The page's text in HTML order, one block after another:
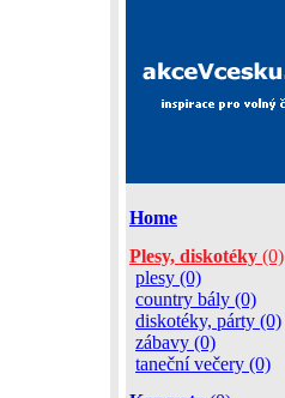
Home
Plesy, diskotéky (0)
plesy (0)
country bály (0)
diskotéky, párty (0)
zábavy (0)
taneční večery (0)